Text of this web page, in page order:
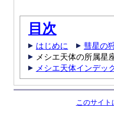
目次
はじめに 彗星の
メシエ天体の所属星
メシエ天体インデッ
このサイト